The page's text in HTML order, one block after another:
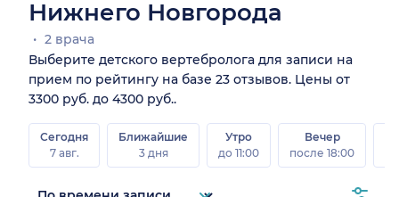
Нижнего Новгорода
2 врача
Выберите детского вертебролога для записи на
прием по рейтингу на базе 23 отзывов. Цены от
3300 руб. до 4300 руб..
Сегодня
7 авг.
Ближайшие
3 дня
Утро
до 11:00
Вечер
после 18:00